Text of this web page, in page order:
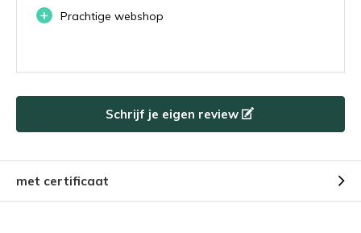
+ Prachtige webshop
Schrijf je eigen review
met certificaat